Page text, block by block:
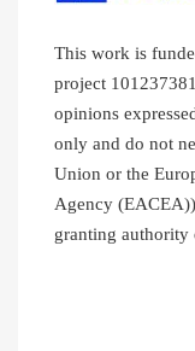
This work is
project
opinions
only and do not
Union or the
Agency
granting authority